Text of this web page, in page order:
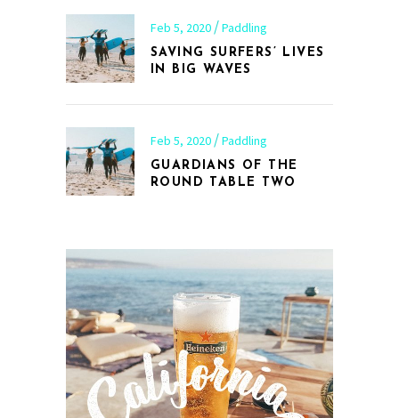
Feb 5, 2020 Paddling
SAVING SURFERS’ LIVES
IN BIG WAVES
Feb 5, 2020 Paddling
GUARDIANS OF THE
ROUND TABLE TWO